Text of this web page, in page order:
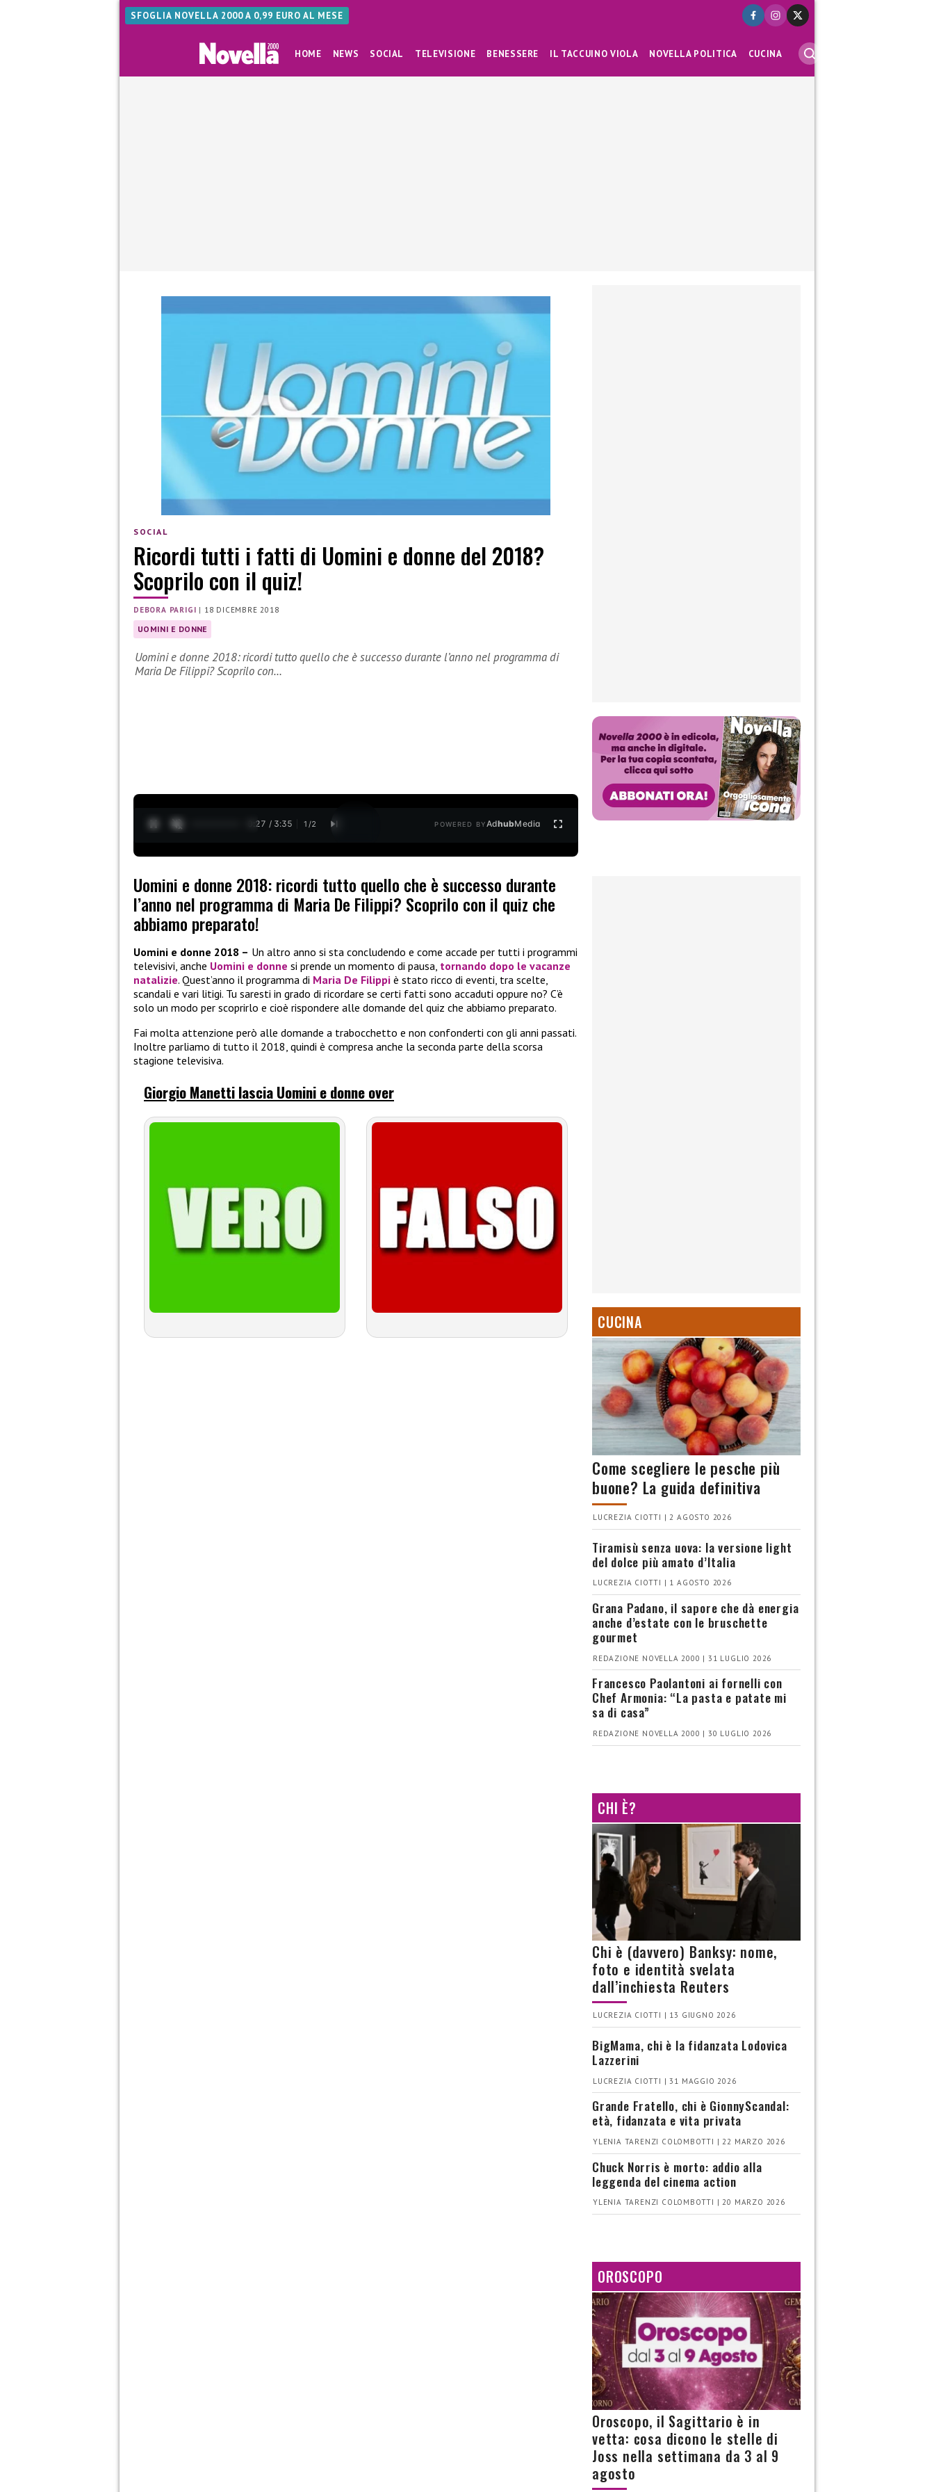
SFOGLIA NOVELLA 2000 A 0,99 EURO AL MESE
HOME NEWS SOCIAL TELEVISIONE BENESSERE IL TACCUINO VIOLA NOVELLA POLITICA CUCINA
SOCIAL
Ricordi tutti i fatti di Uomini e donne del 2018?
Scoprilo con il quiz!
DEBORA PARIGI | 18 DICEMBRE 2018
UOMINI E DONNE
Uomini e donne 2018: ricordi tutto quello che è successo durante l’anno nel programma di
Maria De Filippi? Scoprilo con…
0:28 / 3:35 1 /2 POWERED BYAdhubMedia
Uomini e donne 2018: ricordi tutto quello che è successo durante
l’anno nel programma di Maria De Filippi? Scoprilo con il quiz che
abbiamo preparato!
Uomini e donne 2018 – Un altro anno si sta concludendo e come accade per tutti i programmi
televisivi, anche Uomini e donne si prende un momento di pausa, tornando dopo le vacanze
natalizie. Quest’anno il programma di Maria De Filippi è stato ricco di eventi, tra scelte,
scandali e vari litigi. Tu saresti in grado di ricordare se certi fatti sono accaduti oppure no? C’è
solo un modo per scoprirlo e cioè rispondere alle domande del quiz che abbiamo preparato.
Fai molta attenzione però alle domande a trabocchetto e non confonderti con gli anni passati.
Inoltre parliamo di tutto il 2018, quindi è compresa anche la seconda parte della scorsa
stagione televisiva.
Giorgio Manetti lascia Uomini e donne over
CUCINA
Come scegliere le pesche più
buone? La guida definitiva
LUCREZIA CIOTTI | 2 AGOSTO 2026
Tiramisù senza uova: la versione light
del dolce più amato d’Italia
LUCREZIA CIOTTI | 1 AGOSTO 2026
Grana Padano, il sapore che dà energia
anche d’estate con le bruschette
gourmet
REDAZIONE NOVELLA 2000 | 31 LUGLIO 2026
Francesco Paolantoni ai fornelli con
Chef Armonia: “La pasta e patate mi
sa di casa”
REDAZIONE NOVELLA 2000 | 30 LUGLIO 2026
CHI È?
Chi è (davvero) Banksy: nome,
foto e identità svelata
dall’inchiesta Reuters
LUCREZIA CIOTTI | 13 GIUGNO 2026
BigMama, chi è la fidanzata Lodovica
Lazzerini
LUCREZIA CIOTTI | 31 MAGGIO 2026
Grande Fratello, chi è GionnyScandal:
età, fidanzata e vita privata
YLENIA TARENZI COLOMBOTTI | 22 MARZO 2026
Chuck Norris è morto: addio alla
leggenda del cinema action
YLENIA TARENZI COLOMBOTTI | 20 MARZO 2026
OROSCOPO
Oroscopo, il Sagittario è in
vetta: cosa dicono le stelle di
Joss nella settimana da 3 al 9
agosto